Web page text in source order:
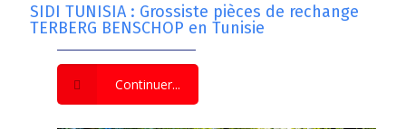
SIDI TUNISIA : Grossiste pièces de rechange
TERBERG BENSCHOP en Tunisie
Continuer...